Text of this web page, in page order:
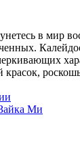
в мир
красок,
Ми